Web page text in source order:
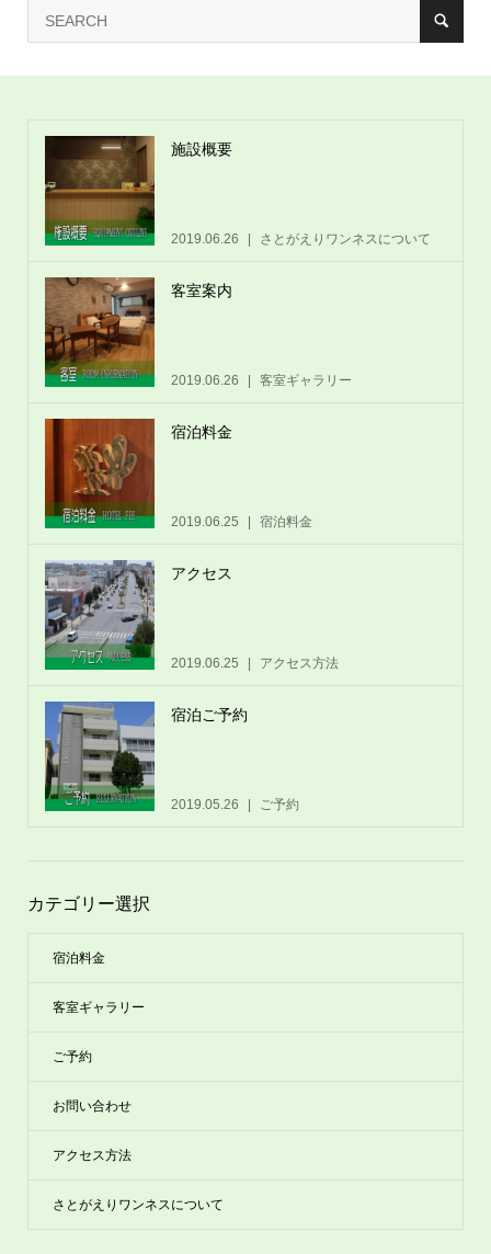
施設概要
2019.06.26 さとがえりワンネスについて
客室案内
2019.06.26 客室ギャラリー
宿泊料金
2019.06.25 宿泊料金
アクセス
2019.06.25 アクセス方法
宿泊ご予約
2019.05.26 ご予約
カテゴリー選択
宿泊料金
客室ギャラリー
ご予約
お問い合わせ
アクセス方法
さとがえりワンネスについて